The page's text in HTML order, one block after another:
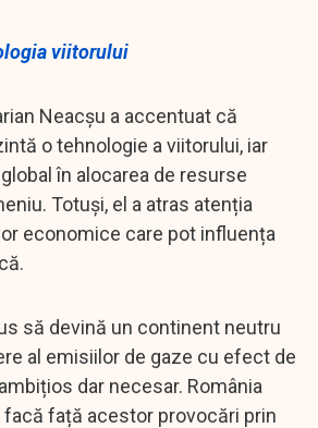
viitorului
Neacșu a accentuat că
o tehnologie a viitorului, iar
în alocarea de resurse
Totuși, el a atras atenția
economice care pot influența
să devină un continent neutru
al emisiilor de gaze cu efect de
dar necesar. România
față acestor provocări prin